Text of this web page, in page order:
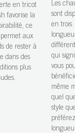
en tricot
favorise la
ce
aux
de rester à
dans des
plus
Les
sont
en trois
qui
vous
même
quel
style